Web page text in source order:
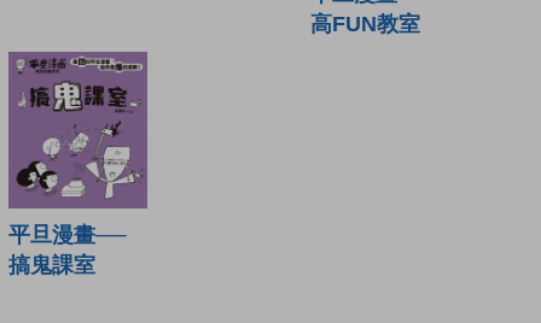
高FUN教室
平旦漫畫──
搞鬼課室